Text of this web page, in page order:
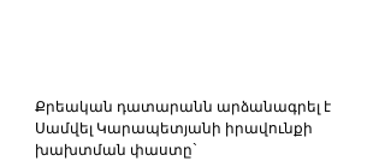
Քրեական դատարանն արձանագրել է
Սամվել Կարապետյանի իրավունքի
խախտման փաստը`